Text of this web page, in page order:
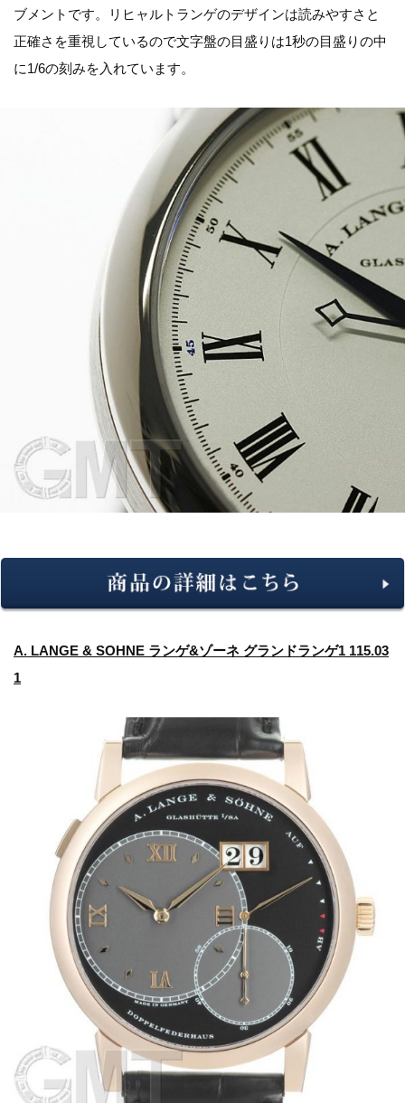
ブメントです。リヒャルトランゲのデザインは読みやすさと
正確さを重視しているので文字盤の目盛りは1秒の目盛りの中
に1/6の刻みを入れています。
A. LANGE & SOHNE ランゲ&ゾーネ グランドランゲ1 115.03
1